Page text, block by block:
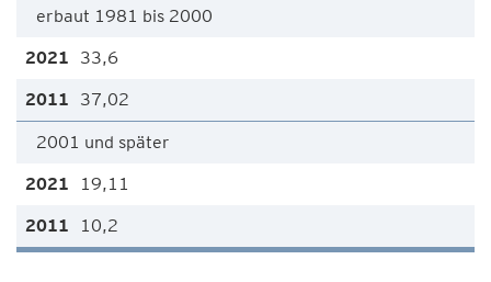
erbaut 1981 bis 2000
33,6
37,02
2001 und später
19,11
10,2